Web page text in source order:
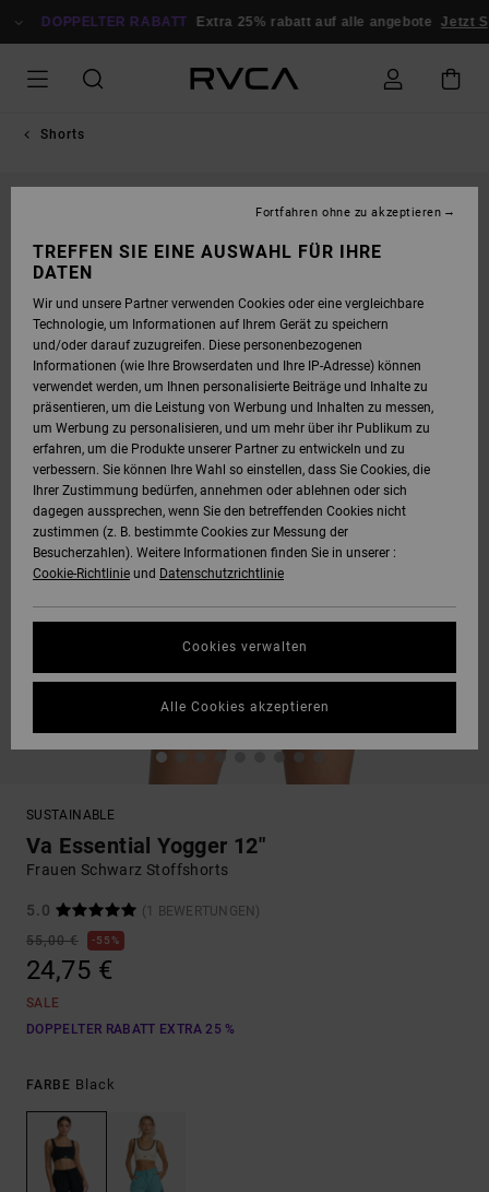
ZUR
DOPPELTER RABATT Extra 25% rabatt auf alle angebote Jetzt
Shorts
SUSTAINABLE
Va Essential Yogger 12"
Frauen Schwarz Stoffshorts
5.0
(1 BEWERTUNGEN)
55,00 €
55%
24,75 €
SALE
DOPPELTER RABATT EXTRA 25 %
FARBE Black
TREFFEN SIE EINE AUSWAHL FÜR IHRE
DATEN
Wir und unsere Partner verwenden Cookies oder eine vergleichbare
Technologie, um Informationen auf Ihrem Gerät zu speichern
und/oder darauf zuzugreifen. Diese personenbezogenen
Informationen (wie Ihre Browserdaten und Ihre IP-Adresse) können
verwendet werden, um Ihnen personalisierte Beiträge und Inhalte zu
präsentieren, um die Leistung von Werbung und Inhalten zu messen,
um Werbung zu personalisieren, und um mehr über ihr Publikum zu
erfahren, um die Produkte unserer Partner zu entwickeln und zu
verbessern. Sie können Ihre Wahl so einstellen, dass Sie Cookies, die
Ihrer Zustimmung bedürfen, annehmen oder ablehnen oder sich
dagegen aussprechen, wenn Sie den betreffenden Cookies nicht
zustimmen (z. B. bestimmte Cookies zur Messung der
Besucherzahlen). Weitere Informationen finden Sie in unserer :
Cookie-Richtlinie und Datenschutzrichtlinie
Cookies verwalten
Fortfahren ohne zu akzeptieren
Alle Cookies akzeptieren